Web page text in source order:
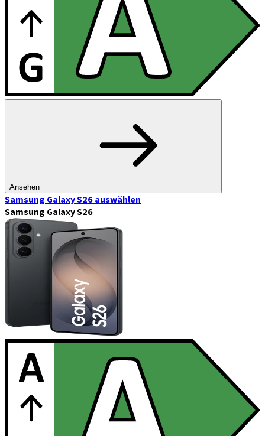
Ansehen
Samsung Galaxy S26auswählen
Samsung Galaxy S26